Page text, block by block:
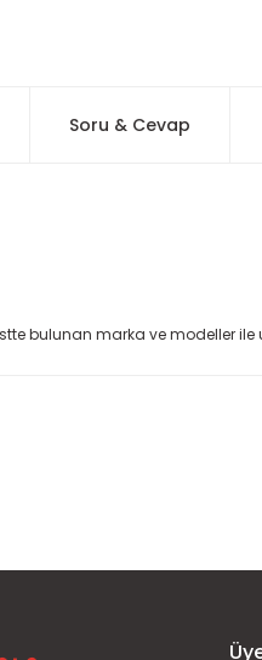
Soru & Cevap
bulunan marka ve modeller
olmalı.